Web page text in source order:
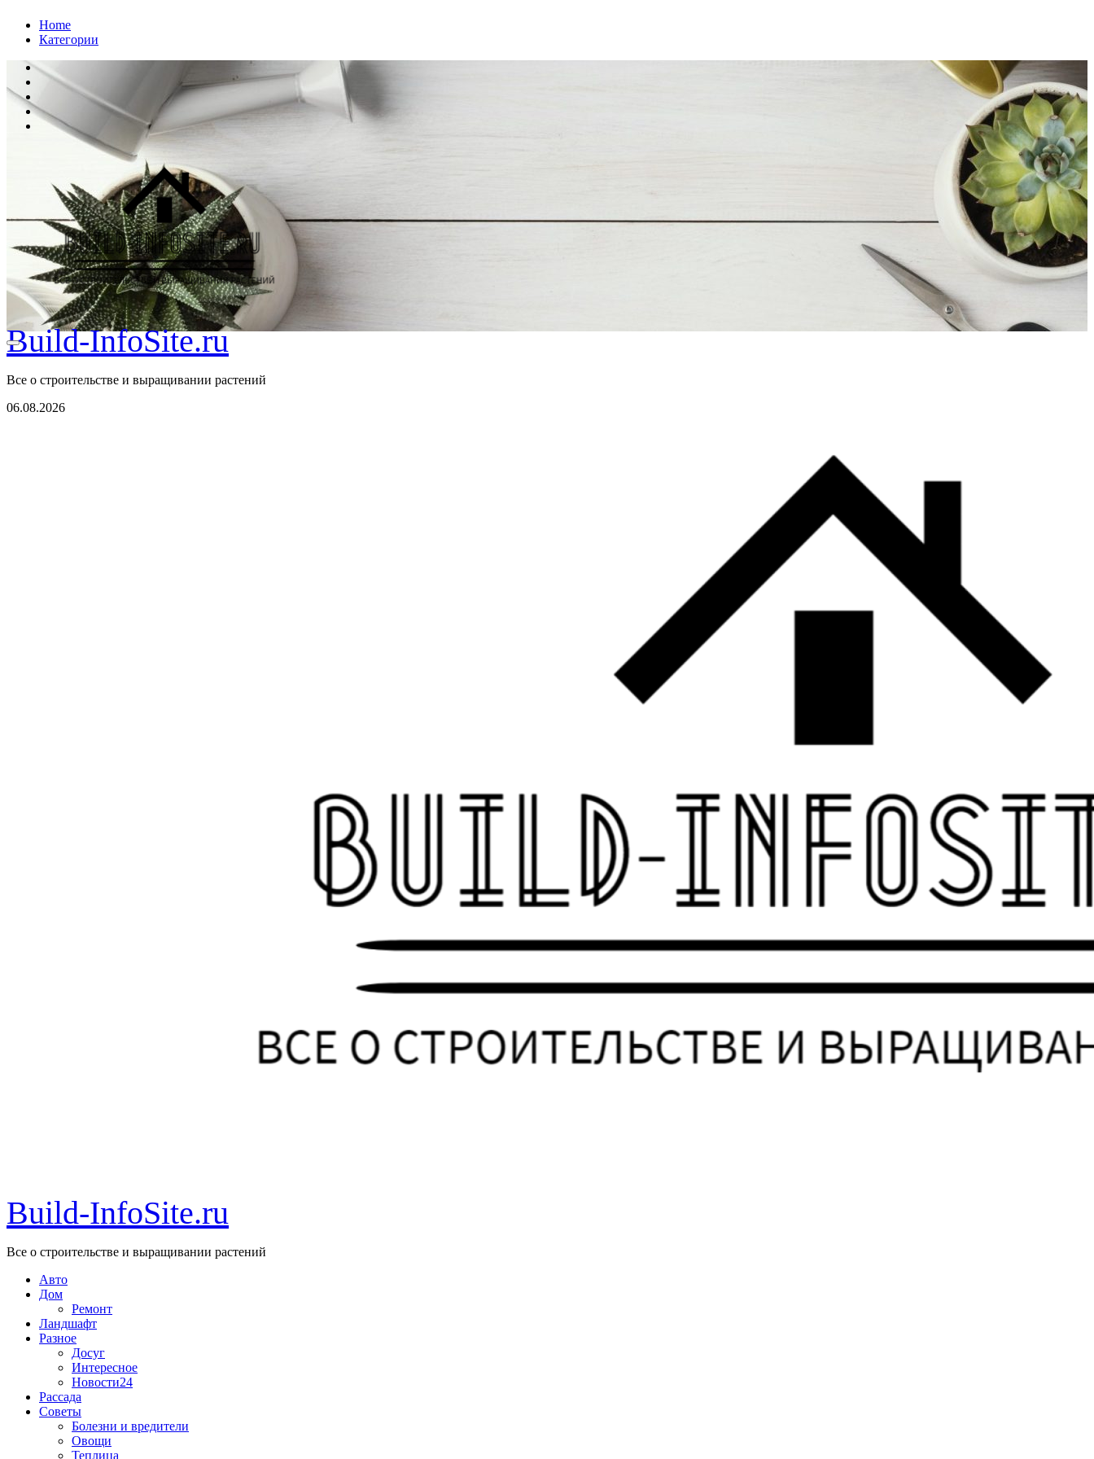
ПерейтиHome
Категории
Build-InfoSite.ru
Все о строительстве и выращивании растений
06.08.2026
Build-InfoSite.ru
Все о строительстве и выращивании растений
Авто
Дом
Ремонт
Ландшафт
Разное
Досуг
Интересное
Новости24
Рассада
Советы
Болезни и вредители
Овощи
Теплица